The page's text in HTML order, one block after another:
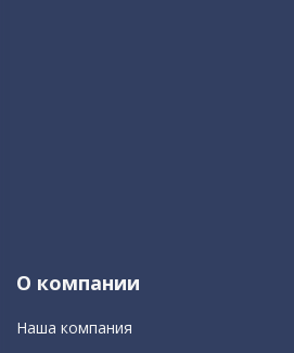
О компании
Наша компания